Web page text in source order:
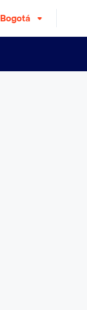
Bogotá